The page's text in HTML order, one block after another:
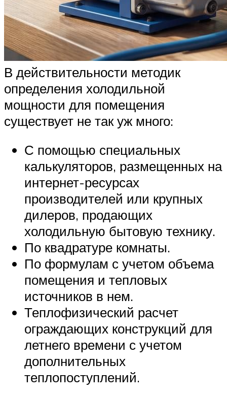
В действительности методик
определения холодильной
мощности для помещения
существует не так уж много:
С помощью специальных
калькуляторов, размещенных на
интернет-ресурсах
производителей или крупных
дилеров, продающих
холодильную бытовую технику.
По квадратуре комнаты.
По формулам с учетом объема
помещения и тепловых
источников в нем.
Теплофизический расчет
ограждающих конструкций для
летнего времени с учетом
дополнительных
теплопоступлений.